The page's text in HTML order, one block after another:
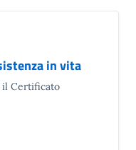
in vita
il Certificato